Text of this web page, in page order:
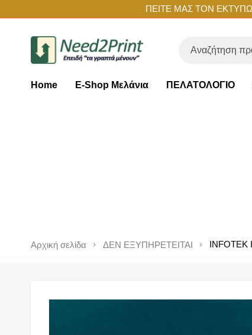
ΠΕΙΤΕ ΜΑΣ ΤΟΝ
Home E-Shop Μελάνια ΠΕΛΑΤΟΛΟΓΙΟ
Αρχική σελίδα ΔΕΝ ΕΞΥΠΗΡΕΤΕΙΤΑΙ INFOTEK